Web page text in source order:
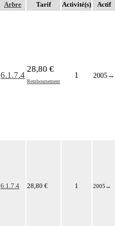
Arbre Tarif Activité(s) Actif
6.1.7.4
28,80 €
Remboursement
1 2005→
6.1.7.4 28,80 € 1 2005 →